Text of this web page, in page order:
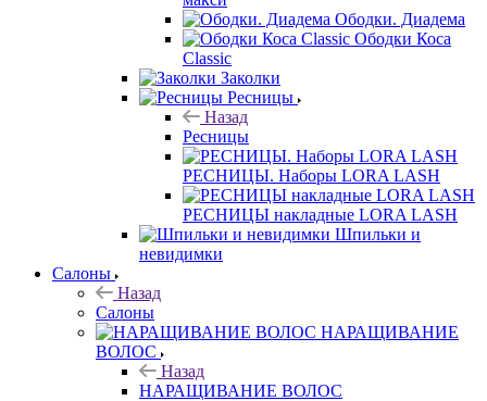
Ободки. Диадема
Ободки Коса
Classic
Заколки
Ресницы
Назад
Ресницы
РЕСНИЦЫ. Наборы LORA LASH
РЕСНИЦЫ накладные LORA LASH
Шпильки и
невидимки
Салоны
Назад
Салоны
НАРАЩИВАНИЕ
ВОЛОС
Назад
НАРАЩИВАНИЕ ВОЛОС